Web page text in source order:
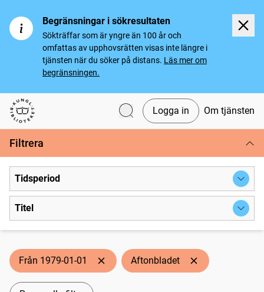
Begränsningar i sökresultaten
Sökträffar som är yngre än 100 år och
omfattas av upphovsrätten visas inte längre i
tjänsten när du söker på distans. Läs mer om
begränsningen.
Svenska tidningar
Logga in Om tjänsten
Filtrera
Tidsperiod
Titel
Från 1979-01-01 Aftonbladet